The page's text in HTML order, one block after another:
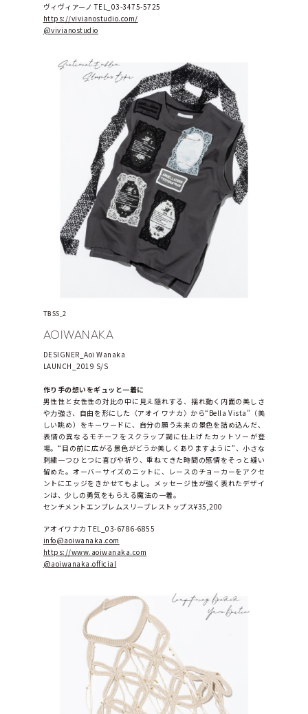
ヴィヴィアーノ TEL_03-3475-5725
https://vivianostudio.com/
@vivianostudio
TBSS_2
AOIWANAKA
DESIGNER_Aoi Wanaka
LAUNCH_2019 S/S
作り手の想いをギュッと一着に
男性性と女性性の対比の中に見え隠れする、揺れ動く内面の美しさ
や力強さ、自由を形にした〈アオイ ワナカ〉から“Bella Vista”（美
しい眺め）をキーワードに、自分の願う未来の景色を詰め込んだ、
表情の異なるモチーフをスクラップ調に仕上げたカットソーが登
場。“目の前に広がる景色がどうか美しくありますように”、小さな
刺繍一つひとつに喜びや祈り、重ねてきた時間の感情をそっと縫い
留めた。オーバーサイズのニットに、レースのチョーカーをアクセ
ントにエッジをきかせてもよし。メッセージ性が強く表れたデザイ
ンは、少しの勇気をもらえる魔法の一着。
センチメントエンブレムスリーブレストップス¥35,200
アオイワナカ TEL_03-6786-6855
info@aoiwanaka.com
https://www.aoiwanaka.com
@aoiwanaka.official